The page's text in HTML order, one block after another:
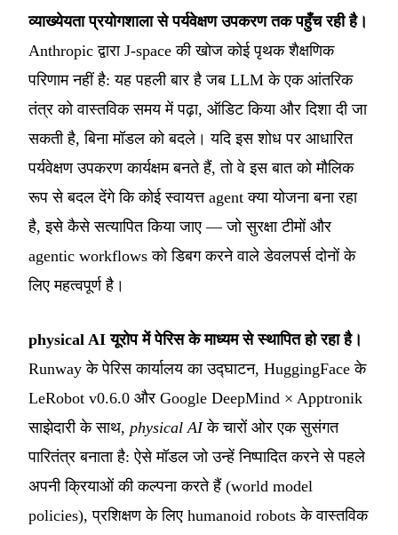
व्याख्येयता प्रयोगशाला से पर्यवेक्षण उपकरण तक पहुँच रही है।
Anthropic द्वारा J-space की खोज कोई पृथक शैक्षणिक
परिणाम नहीं है: यह पहली बार है जब LLM के एक आंतरिक
तंत्र को वास्तविक समय में पढ़ा, ऑडिट किया और दिशा दी जा
सकती है, बिना मॉडल को बदले। यदि इस शोध पर आधारित
पर्यवेक्षण उपकरण कार्यक्षम बनते हैं, तो वे इस बात को मौलिक
रूप से बदल देंगे कि कोई स्वायत्त agent क्या योजना बना रहा
है, इसे कैसे सत्यापित किया जाए — जो सुरक्षा टीमों और
agentic workflows को डिबग करने वाले डेवलपर्स दोनों के
लिए महत्वपूर्ण है।
physical AI यूरोप में पेरिस के माध्यम से स्थापित हो रहा है।
Runway के पेरिस कार्यालय का उद्घाटन, HuggingFace के
LeRobot v0.6.0 और Google DeepMind × Apptronik
साझेदारी के साथ, physical AIके चारों ओर एक सुसंगत
पारितंत्र बनाता है: ऐसे मॉडल जो उन्हें निष्पादित करने से पहले
अपनी क्रियाओं की कल्पना करते हैं (world model
policies), प्रशिक्षण के लिए humanoid robots के वास्तविक